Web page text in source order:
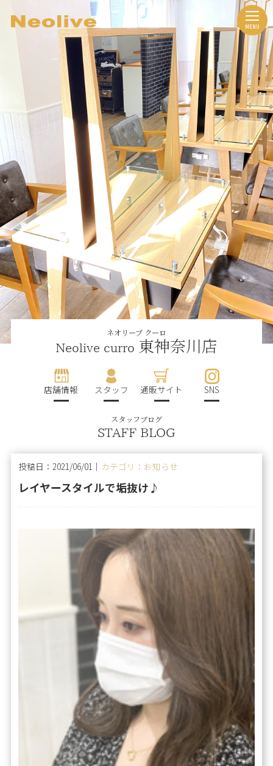
ネオリーブ クーロ
Neolive curro 東神奈川店
店舗情報 スタッフ 通販サイト SNS
スタッフブログ
STAFF BLOG
投稿日：2021/06/01｜ カテゴリ：お知らせ
レイヤースタイルで垢抜け♪